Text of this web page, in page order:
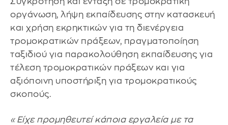
οργάνωση, λήψη εκπαίδευσης στην κατασκευή
και χρήση εκρηκτικών για τη διενέργεια
τρομοκρατικών πράξεων, πραγματοποίηση
ταξιδιού για παρακολούθηση εκπαίδευσης για
τέλεση τρομοκρατικών πράξεων και για
αξιόποινη υποστήριξη για τρομοκρατικούς
σκοπούς.
«Είχε προμηθευτεί κάποια εργαλεία με τα